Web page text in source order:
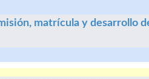
matrícula y desarrollo